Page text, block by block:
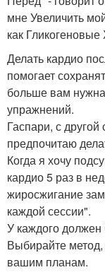
мне Увеличить
как
Делать кардио
помогает
больше вам
упражнений.
Гаспари, с
предпочитаю
Когда я хочу
кардио 5 раз в
жиросжигание
каждой сессии".
У каждого должен
Выбирайте метод,
вашим планам.